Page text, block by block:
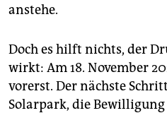
anstehe.
Doch es hilft nichts, der
wirkt: Am 18. November
vorerst. Der nächste
Solarpark, die